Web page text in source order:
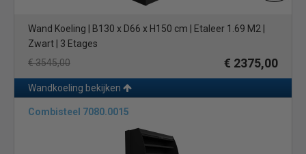
Wand Koeling | B130 x D66 x H150 cm | Etaleer 1.69 M2 |
Zwart | 3 Etages
€ 3545,00
€ 2375,00
Wandkoeling bekijken
Combisteel 7080.0015